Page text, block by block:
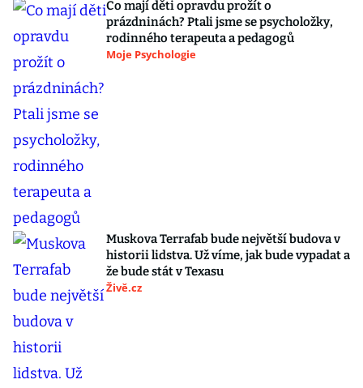
Co mají děti opravdu prožít o
prázdninách? Ptali jsme se psycholožky,
rodinného terapeuta a pedagogů
Moje Psychologie
Muskova Terrafab bude největší budova v
historii lidstva. Už víme, jak bude vypadat a
že bude stát v Texasu
Živě.cz